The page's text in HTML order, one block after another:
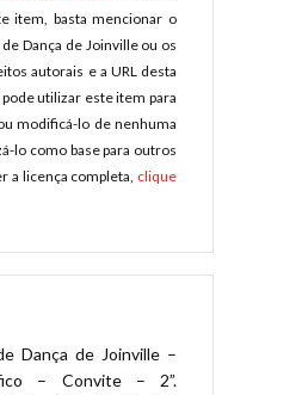
item, basta mencionar o
Dança de Joinville ou os
autorais e a URL desta
pode utilizar este item para
modificá-lo de nenhuma
lo como base para outros
a licença completa, clique
Dança de Joinville –
– Convite – 2”.